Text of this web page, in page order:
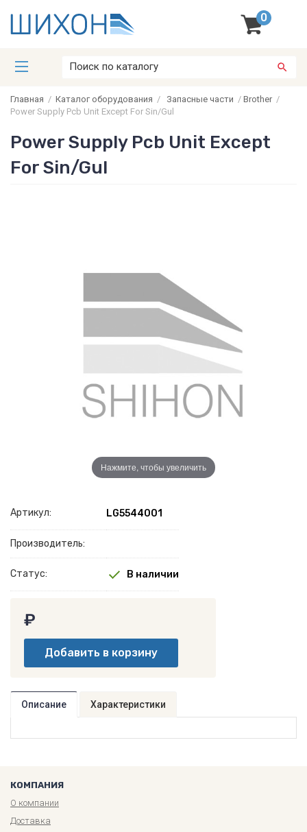
0
Главная / Каталог оборудования / Запасные части / Brother/
Power Supply Pcb Unit Except For Sin/Gul
Power Supply Pcb Unit Except
For Sin/Gul
Нажмите, чтобы увеличить
Артикул: LG5544001
Производитель:
Статус: В наличии
₽
Описание Характеристики
КОМПАНИЯ
О компании
Доставка